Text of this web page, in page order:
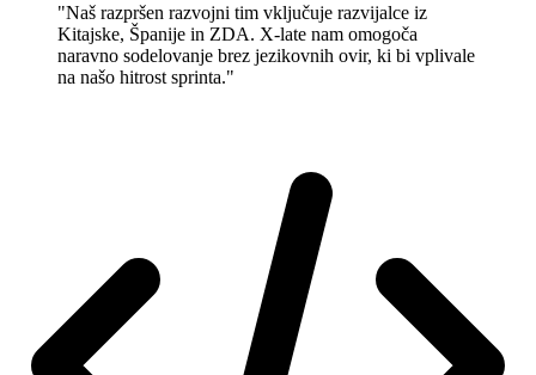
"Naš razpršen razvojni tim vključuje razvijalce iz
Kitajske, Španije in ZDA. X-late nam omogoča
naravno sodelovanje brez jezikovnih ovir, ki bi vplivale
na našo hitrost sprinta."